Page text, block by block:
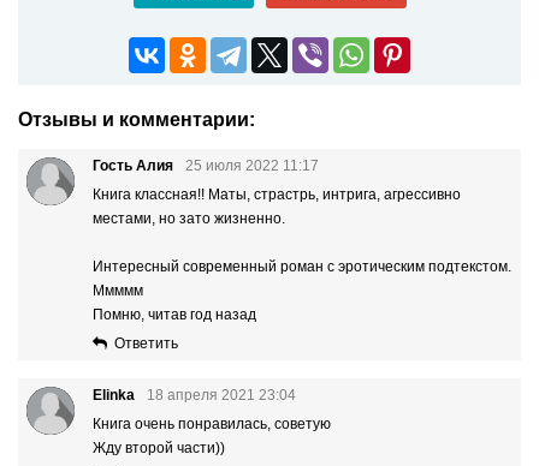
Отзывы и комментарии:
Гость Алия
25 июля 2022 11:17
Книга классная!! Маты, страстрь, интрига, агрессивно
местами, но зато жизненно.
Интересный современный роман с эротическим подтекстом.
Ммммм
Помню, читав год назад
Ответить
Elinka
18 апреля 2021 23:04
Книга очень понравилась, советую
Жду второй части))